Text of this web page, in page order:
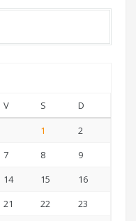
V S
D
1
2
7 8
9
14 15
16
21 22
23